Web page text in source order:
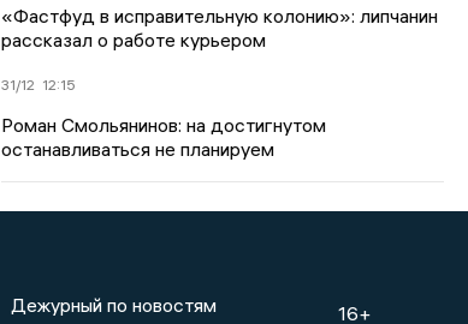
«Фастфуд в исправительную колонию»: липчанин
рассказал о работе курьером
31/12 12:15
Роман Смольянинов: на достигнутом
останавливаться не планируем
Дежурный по новостям 16+